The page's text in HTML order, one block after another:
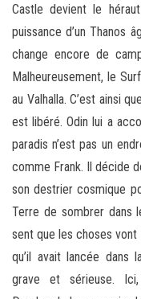
Castle devient le
puissance d’un Thanos
change encore de
Malheureusement, le
au Valhalla. C’est ainsi
est libéré. Odin lui a
paradis n’est pas un
comme Frank. Il décide
son destrier cosmique
Terre de sombrer dans
sent que les choses vont
qu’il avait lancée dans
grave et sérieuse. Ici,